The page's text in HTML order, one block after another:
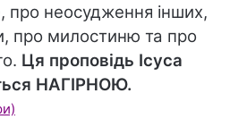
про неосудження інших,
про милостиню та про
Ця проповідь Ісуса
НАГІРНОЮ.